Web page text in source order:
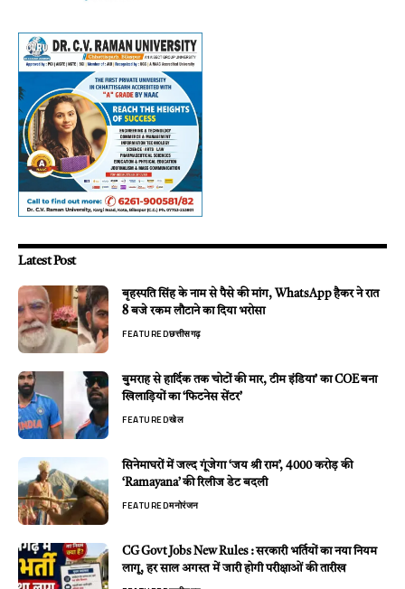
Latest Post
बृहस्पति सिंह के नाम से पैसे की मांग, WhatsApp हैकर ने रात
8 बजे रकम लौटाने का दिया भरोसा
FEATUREDछत्तीसगढ़
बुमराह से हार्दिक तक चोटों की मार, टीम इंडिया’ का COE बना
खिलाड़ियों का ‘फिटनेस सेंटर’
FEATUREDखेल
सिनेमाघरों में जल्द गूंजेगा ‘जय श्री राम’, 4000 करोड़ की
‘Ramayana’ की रिलीज डेट बदली
FEATUREDमनोरंजन
CG Govt Jobs New Rules : सरकारी भर्तियों का नया नियम
लागू, हर साल अगस्त में जारी होगी परीक्षाओं की तारीख